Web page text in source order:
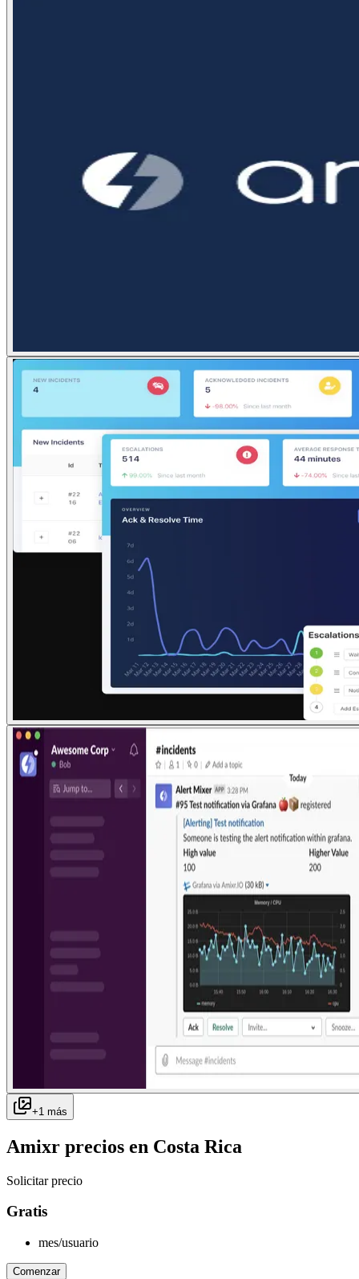
+1 más
Amixr precios en Costa Rica
Solicitar precio
Gratis
mes/usuario
Comenzar